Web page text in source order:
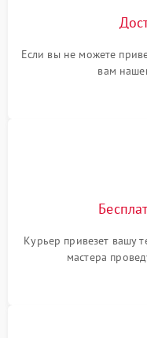
Если вы не можете
вам
Курьер привезет вашу
мастера